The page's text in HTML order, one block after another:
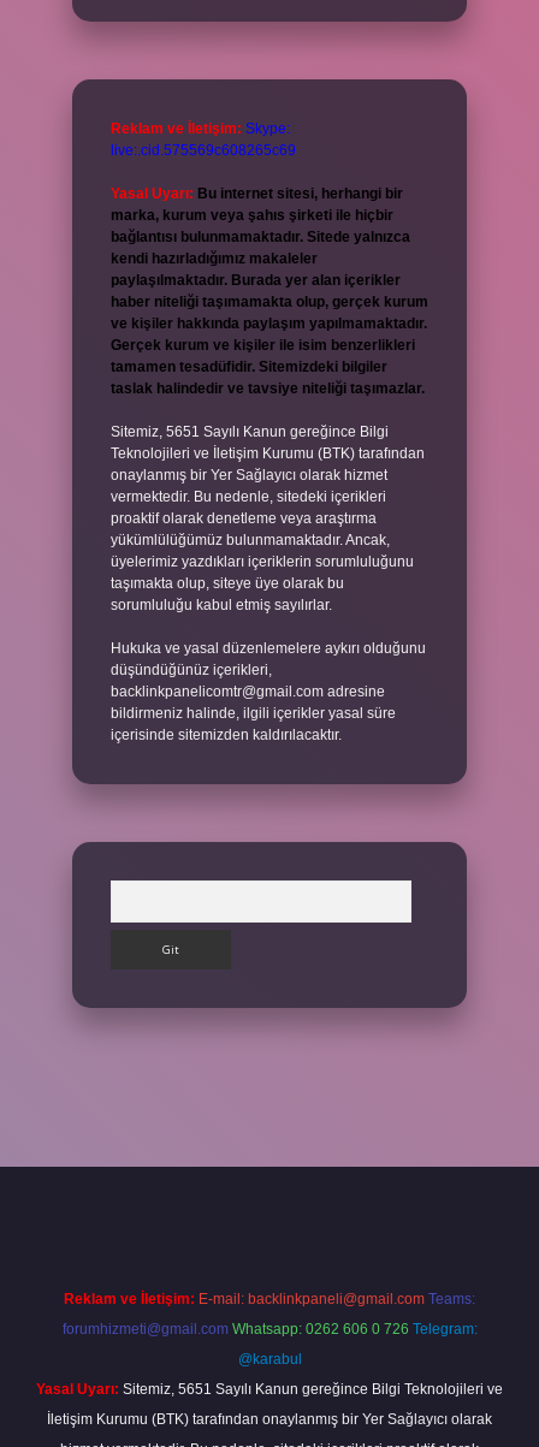
Reklam ve İletişim: Skype:
live:.cid.575569c608265c69
Yasal Uyarı: Bu internet sitesi, herhangi bir
marka, kurum veya şahıs şirketi ile hiçbir
bağlantısı bulunmamaktadır. Sitede yalnızca
kendi hazırladığımız makaleler
paylaşılmaktadır. Burada yer alan içerikler
haber niteliği taşımamakta olup, gerçek kurum
ve kişiler hakkında paylaşım yapılmamaktadır.
Gerçek kurum ve kişiler ile isim benzerlikleri
tamamen tesadüfidir. Sitemizdeki bilgiler
taslak halindedir ve tavsiye niteliği taşımazlar.
Sitemiz, 5651 Sayılı Kanun gereğince Bilgi
Teknolojileri ve İletişim Kurumu (BTK) tarafından
onaylanmış bir Yer Sağlayıcı olarak hizmet
vermektedir. Bu nedenle, sitedeki içerikleri
proaktif olarak denetleme veya araştırma
yükümlülüğümüz bulunmamaktadır. Ancak,
üyelerimiz yazdıkları içeriklerin sorumluluğunu
taşımakta olup, siteye üye olarak bu
sorumluluğu kabul etmiş sayılırlar.
Hukuka ve yasal düzenlemelere aykırı olduğunu
düşündüğünüz içerikleri,
backlinkpanelicomtr@gmail.com adresine
bildirmeniz halinde, ilgili içerikler yasal süre
içerisinde sitemizden kaldırılacaktır.
Reklam ve İletişim: E-mail: backlinkpaneli@gmail.com Teams:
forumhizmeti@gmail.com Whatsapp: 0262 606 0 726 Telegram:
@karabul
Yasal Uyarı: Sitemiz, 5651 Sayılı Kanun gereğince Bilgi Teknolojileri ve
İletişim Kurumu (BTK) tarafından onaylanmış bir Yer Sağlayıcı olarak